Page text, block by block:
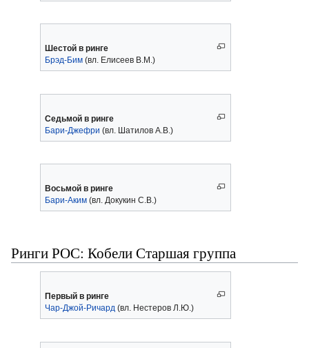
Шестой в ринге
Брэд-Бим(вл. Елисеев В.М.)
Седьмой в ринге
Бари-Джефри (вл. Шатилов А.В.)
Восьмой в ринге
Бари-Аким (вл. Докукин С.В.)
Ринги РОС: Кобели Старшая группа
Первый в ринге
Чар-Джой-Ричард(вл. Нестеров Л.Ю.)